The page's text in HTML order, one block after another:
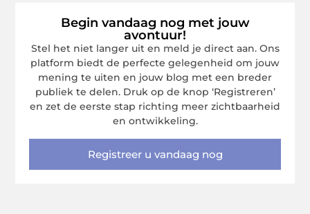
Begin vandaag nog met jouw
avontuur!
Stel het niet langer uit en meld je direct aan. Ons
platform biedt de perfecte gelegenheid om jouw
mening te uiten en jouw blog met een breder
publiek te delen. Druk op de knop ‘Registreren’
en zet de eerste stap richting meer zichtbaarheid
en ontwikkeling.
Registreer u vandaag nog